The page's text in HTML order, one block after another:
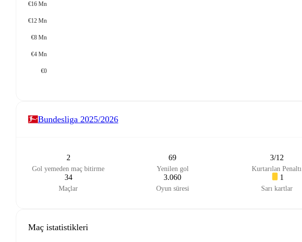
€16 Mn
€12 Mn
€8 Mn
€4 Mn
€0
Bundesliga 2025/2026
2
Gol yemeden maç bitirme
69
Yenilen gol
3/12
Kurtarılan Penaltı
34
Maçlar
3.060
Oyun süresi
1
Sarı kartlar
Maç istatistikleri